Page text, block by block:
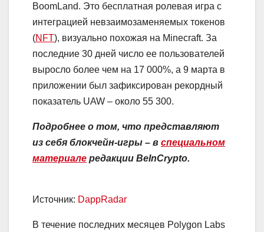
BoomLand. Это бесплатная ролевая игра с
интеграцией невзаимозаменяемых токенов
(NFT), визуально похожая на Minecraft. За
последние 30 дней число ее пользователей
выросло более чем на 17 000%, а 9 марта в
приложении был зафиксирован рекордный
показатель UAW – около 55 300.
Подробнее о том, что представляют
из себя блокчейн-игры – в специальном
материале редакции BeInCrypto.
Источник: DappRadar
В течение последних месяцев Polygon Labs